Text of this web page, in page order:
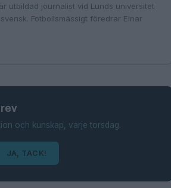
utbildad journalist vid Lunds universitet
Fotbollsmässigt föredrar Einar
och kunskap, varje torsdag.
JA, TACK!